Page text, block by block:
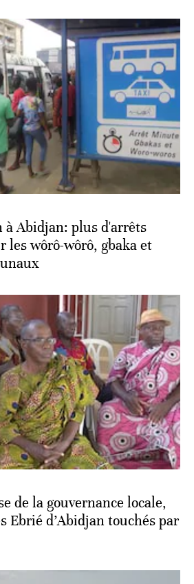
à Abidjan: plus d'arrêts
les wôrô-wôrô, gbaka et
de la gouvernance locale,
Ebrié d’Abidjan touchés par